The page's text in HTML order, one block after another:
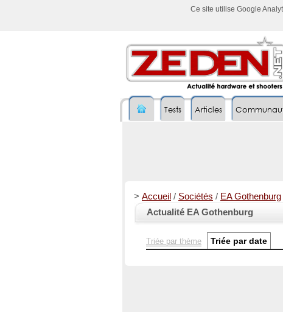
Ce site utilise Google
Tests Articles
> Accueil / Sociétés / EA Gothenburg
Actualité EA Gothenburg
Triée par thème Triée par date